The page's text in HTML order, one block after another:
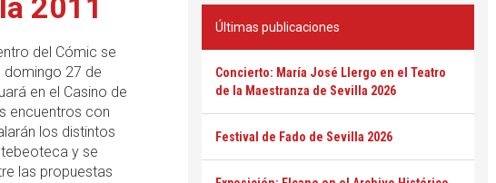
2011
del Cómic se
domingo 27 de
en el Casino de
encuentros con
los distintos
y se
las propuestas
Últimas publicaciones
Concierto: María José Llergo en el Teatro
de la Maestranza de Sevilla 2026
Festival de Fado de Sevilla 2026